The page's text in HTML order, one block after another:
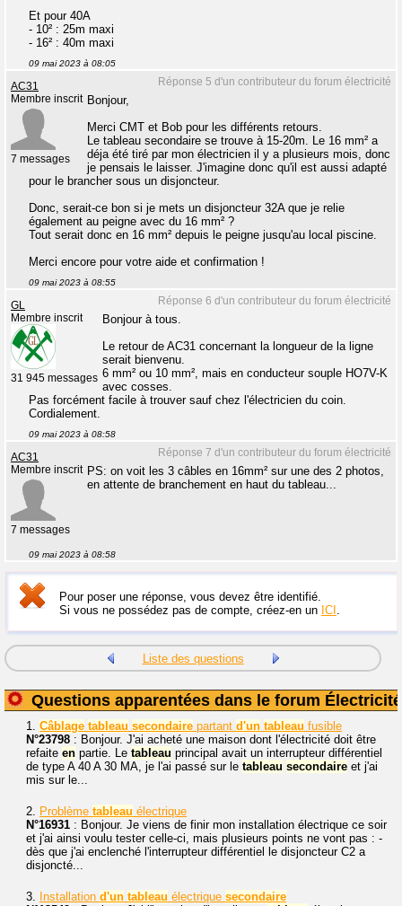
Et pour 40A
- 10² : 25m maxi
- 16² : 40m maxi
09 mai 2023 à 08:05
Réponse 5 d'un contributeur du forum électricité
AC31
Membre inscrit
7 messages
Bonjour,
Merci CMT et Bob pour les différents retours.
Le tableau secondaire se trouve à 15-20m. Le 16 mm² a
déja été tiré par mon électricien il y a plusieurs mois, donc
je pensais le laisser. J'imagine donc qu'il est aussi adapté
pour le brancher sous un disjoncteur.
Donc, serait-ce bon si je mets un disjoncteur 32A que je relie
également au peigne avec du 16 mm² ?
Tout serait donc en 16 mm² depuis le peigne jusqu'au local piscine.
Merci encore pour votre aide et confirmation !
09 mai 2023 à 08:55
Réponse 6 d'un contributeur du forum électricité
GL
Membre inscrit
31 945 messages
Bonjour à tous.
Le retour de AC31 concernant la longueur de la ligne
serait bienvenu.
6 mm² ou 10 mm², mais en conducteur souple HO7V-K
avec cosses.
Pas forcément facile à trouver sauf chez l'électricien du coin.
Cordialement.
09 mai 2023 à 08:58
Réponse 7 d'un contributeur du forum électricité
AC31
Membre inscrit
7 messages
PS: on voit les 3 câbles en 16mm² sur une des 2 photos,
en attente de branchement en haut du tableau...
09 mai 2023 à 08:58
Pour poser une réponse, vous devez être identifié.
Si vous ne possédez pas de compte, créez-en un ICI
Liste des questions
Questions apparentées dans le forum Électricité
1. Câblage tableau secondaire partant d'un tableau fusible
N°23798 : Bonjour. J'ai acheté une maison dont l'électricité doit être
refaite en partie. Le tableau principal avait un interrupteur différentiel
de type A 40 A 30 MA, je l'ai passé sur le tableau secondaire et j'ai
mis sur le...
2. Problème tableau électrique
N°16931 : Bonjour. Je viens de finir mon installation électrique ce soir
et j'ai ainsi voulu tester celle-ci, mais plusieurs points ne vont pas : -
dès que j'ai enclenché l'interrupteur différentiel le disjoncteur C2 a
disjoncté...
3. Installation d'un tableau électrique secondaire